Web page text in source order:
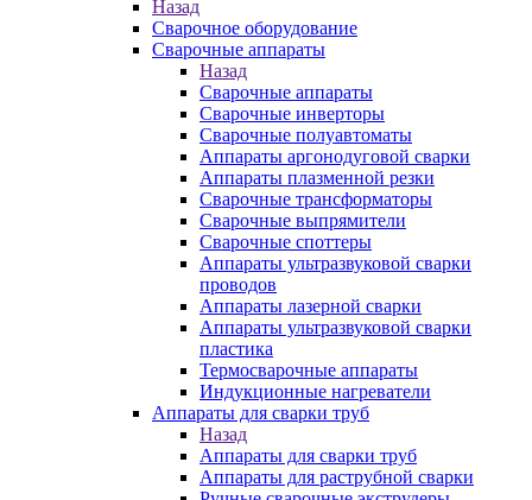
Назад
Сварочное оборудование
Сварочные аппараты
Назад
Сварочные аппараты
Сварочные инверторы
Сварочные полуавтоматы
Аппараты аргонодуговой сварки
Аппараты плазменной резки
Сварочные трансформаторы
Сварочные выпрямители
Сварочные споттеры
Аппараты ультразвуковой сварки
проводов
Аппараты лазерной сварки
Аппараты ультразвуковой сварки
пластика
Термосварочные аппараты
Индукционные нагреватели
Аппараты для сварки труб
Назад
Аппараты для сварки труб
Аппараты для раструбной сварки